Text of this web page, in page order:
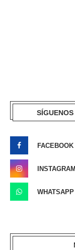
FACEBOOK
INSTAGRAM
WHATSAPP